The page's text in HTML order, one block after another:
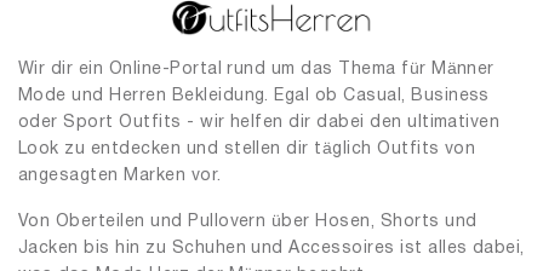
Wir dir ein Online-Portal rund um das Thema für Männer
Mode und Herren Bekleidung. Egal ob Casual, Business
oder Sport Outfits - wir helfen dir dabei den ultimativen
Look zu entdecken und stellen dir täglich Outfits von
angesagten Marken vor.
Von Oberteilen und Pullovern über Hosen, Shorts und
Jacken bis hin zu Schuhen und Accessoires ist alles dabei,